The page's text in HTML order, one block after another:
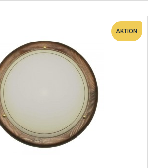
AKTION